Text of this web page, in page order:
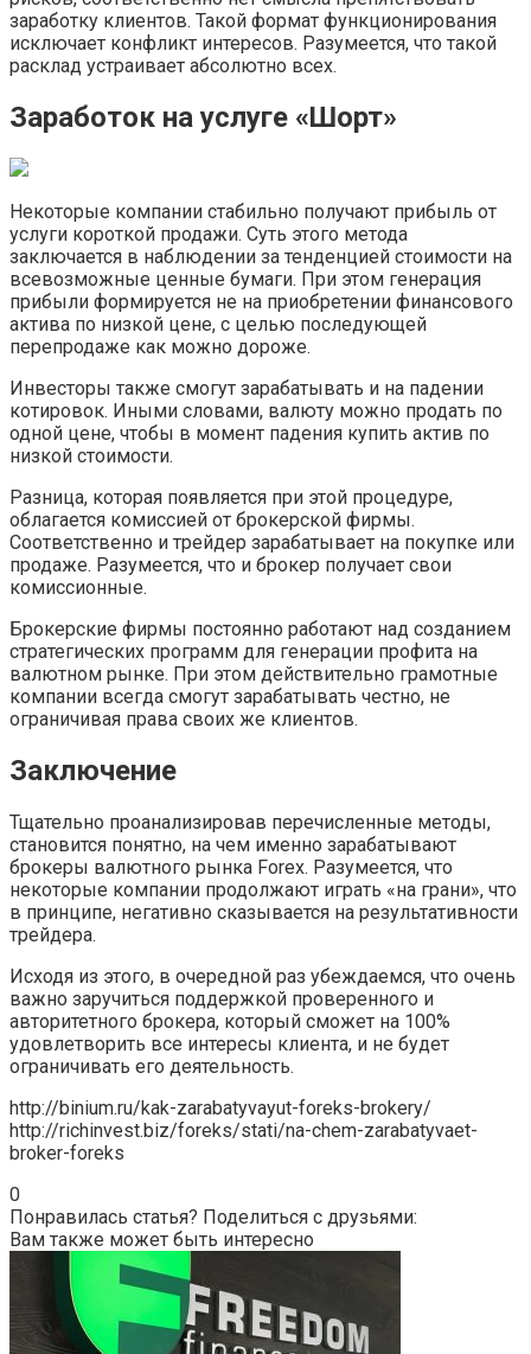
заработку клиентов. Такой формат функционирования
исключает конфликт интересов. Разумеется, что такой
расклад устраивает абсолютно всех.
Заработок на услуге «Шорт»
Некоторые компании стабильно получают прибыль от
услуги короткой продажи. Суть этого метода
заключается в наблюдении за тенденцией стоимости на
всевозможные ценные бумаги. При этом генерация
прибыли формируется не на приобретении финансового
актива по низкой цене, с целью последующей
перепродаже как можно дороже.
Инвесторы также смогут зарабатывать и на падении
котировок. Иными словами, валюту можно продать по
одной цене, чтобы в момент падения купить актив по
низкой стоимости.
Разница, которая появляется при этой процедуре,
облагается комиссией от брокерской фирмы.
Соответственно и трейдер зарабатывает на покупке или
продаже. Разумеется, что и брокер получает свои
комиссионные.
Брокерские фирмы постоянно работают над созданием
стратегических программ для генерации профита на
валютном рынке. При этом действительно грамотные
компании всегда смогут зарабатывать честно, не
ограничивая права своих же клиентов.
Заключение
Тщательно проанализировав перечисленные методы,
становится понятно, на чем именно зарабатывают
брокеры валютного рынка Forex. Разумеется, что
некоторые компании продолжают играть «на грани», что
в принципе, негативно сказывается на результативности
трейдера.
Исходя из этого, в очередной раз убеждаемся, что очень
важно заручиться поддержкой проверенного и
авторитетного брокера, который сможет на 100%
удовлетворить все интересы клиента, и не будет
ограничивать его деятельность.
http://binium.ru/kak-zarabatyvayut-foreks-brokery/
http://richinvest.biz/foreks/stati/na-chem-zarabatyvaet-
broker-foreks
0
Понравилась статья? Поделиться с друзьями:
Вам также может быть интересно